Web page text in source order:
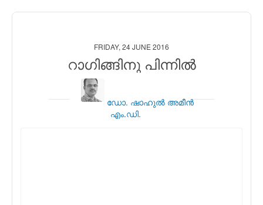
FRIDAY, 24 JUNE 2016
റാഗിങ്ങിനു പിന്നില്‍
ഡോ. ഷാഹുല്‍ അമീന്‍
എം.ഡി.